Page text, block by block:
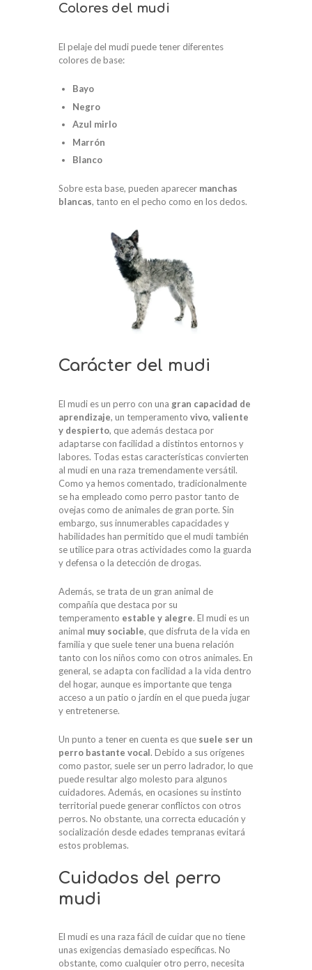
Colores del mudi
El pelaje del mudi puede tener diferentes
colores de base:
Bayo
Negro
Azul mirlo
Marrón
Blanco
Sobre esta base, pueden aparecer manchas
blancas, tanto en el pecho como en los dedos.
Carácter del mudi
El mudi es un perro con una gran capacidad de
aprendizaje, un temperamento vivo, valiente
y despierto, que además destaca por
adaptarse con facilidad a distintos entornos y
labores. Todas estas características convierten
al mudi en una raza tremendamente versátil.
Como ya hemos comentado, tradicionalmente
se ha empleado como perro pastor tanto de
ovejas como de animales de gran porte. Sin
embargo, sus innumerables capacidades y
habilidades han permitido que el mudi también
se utilice para otras actividades como la guarda
y defensa o la detección de drogas.
Además, se trata de un gran animal de
compañía que destaca por su
temperamento estable y alegre. El mudi es un
animal muy sociable, que disfruta de la vida en
familia y que suele tener una buena relación
tanto con los niños como con otros animales. En
general, se adapta con facilidad a la vida dentro
del hogar, aunque es importante que tenga
acceso a un patio o jardín en el que pueda jugar
y entretenerse.
Un punto a tener en cuenta es que suele ser un
perro bastante vocal. Debido a sus orígenes
como pastor, suele ser un perro ladrador, lo que
puede resultar algo molesto para algunos
cuidadores. Además, en ocasiones su instinto
territorial puede generar conflictos con otros
perros. No obstante, una correcta educación y
socialización desde edades tempranas evitará
estos problemas.
Cuidados del perro
mudi
El mudi es una raza fácil de cuidar que no tiene
unas exigencias demasiado específicas. No
obstante, como cualquier otro perro, necesita